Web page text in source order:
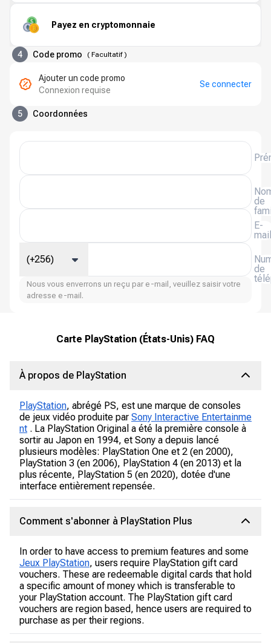
Payez en cryptomonnaie
4 Code promo ( Facultatif)
Ajouter un code promo
Connexion requise
Se connecter
5 Coordonnées
de
E-
mail
de
(+256)
Nous vous enverrons un reçu par e-mail, veuillez saisir votre
adresse e-mail.
Carte PlayStation (États-Unis) FAQ
À propos de PlayStation
PlayStation, abrégé PS, est une marque de consoles
de jeux vidéo produite par Sony Interactive Entertainme
nt . La PlayStation Original a été la première console à
sortir au Japon en 1994, et Sony a depuis lancé
plusieurs modèles: PlayStation One et 2 (en 2000),
PlayStation 3 (en 2006), PlayStation 4 (en 2013) et la
plus récente, PlayStation 5 (en 2020), dotée d'une
interface entièrement repensée.
Comment s'abonner à PlayStation Plus
In order to have access to premium features and some
Jeux PlayStation, users require PlayStation gift card
vouchers. These are redeemable digital cards that hold
a specific amount of money which is transferable to
your PlayStation account. The PlayStation gift card
vouchers are region based, hence users are required to
purchase as per their regions.